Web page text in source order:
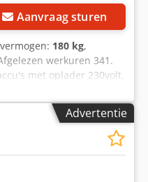
Aanvraag sturen
180 kg,
werkuren 341.
met oplader 230volt.
We spreken
general terms and
in as-is condition!Advertentie